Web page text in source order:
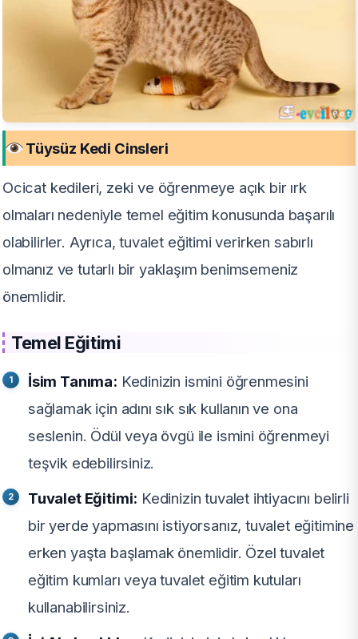
Tüysüz Kedi Cinsleri
Ocicat kedileri, zeki ve öğrenmeye açık bir ırk
olmaları nedeniyle temel eğitim konusunda başarılı
olabilirler. Ayrıca, tuvalet eğitimi verirken sabırlı
olmanız ve tutarlı bir yaklaşım benimsemeniz
önemlidir.
Temel Eğitimi
İsim Tanıma: Kedinizin ismini öğrenmesini
sağlamak için adını sık sık kullanın ve ona
seslenin. Ödül veya övgü ile ismini öğrenmeyi
teşvik edebilirsiniz.
Tuvalet Eğitimi: Kedinizin tuvalet ihtiyacını belirli
bir yerde yapmasını istiyorsanız, tuvalet eğitimine
erken yaşta başlamak önemlidir. Özel tuvalet
eğitim kumları veya tuvalet eğitim kutuları
kullanabilirsiniz.